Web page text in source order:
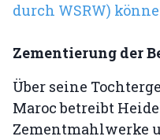
durch WSRW)
Zementierung der
Über seine
Maroc betreibt
Zementmahlwerke